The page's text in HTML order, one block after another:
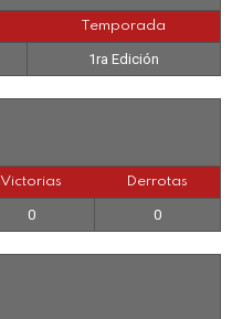
Temporada
1ra Edición
Victorias Derrotas
0 0